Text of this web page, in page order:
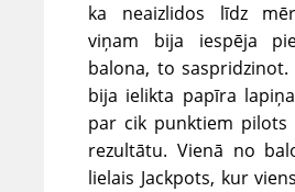
ka neaizlidos līdz
viņam bija iespēja
balona, to saspridzinot.
bija ielikta papīra
par cik punktiem pilots
rezultātu. Vienā no
lielais Jackpots, kur